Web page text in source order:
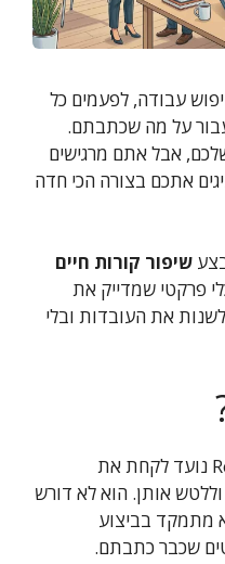
עבודה, לפעמים כל
על מה שכתבתם.
אבל אתם מרגישים
אתכם בצורה הכי חדה
שיפור קורות חיים
פרקטי שמדייק את
את העובדות ובלי
של ResumeAI נועד לקחת את
אותן. הוא לא דורש
מתמקד בביצוע
שכבר כתבתם.